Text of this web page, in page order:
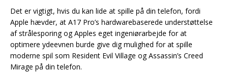
Det er vigtigt, hvis du kan lide at spille på din telefon, fordi
Apple hævder, at A17 Pro’s hardwarebaserede understøttelse
af strålesporing og Apples eget ingeniørarbejde for at
optimere ydeevnen burde give dig mulighed for at spille
moderne spil som Resident Evil Village og Assassin’s Creed
Mirage på din telefon.